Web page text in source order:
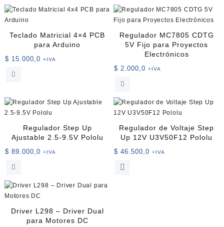
Litio
con
Control
Teclado Matricial 4×4 PCB
para Arduino
$ 15.000,0 +IVA
Regulador MC7805 CDTG
5V Fijo para Proyectos
Electrónicos
$ 2.000,0 +IVA
Regulador Step Up
Ajustable 2.5-9.5V Pololu
$ 89.000,0 +IVA
Regulador de Voltaje Step
Up 12V U3V50F12 Pololu
$ 46.500,0 +IVA
Driver L298 – Driver Dual
para Motores DC